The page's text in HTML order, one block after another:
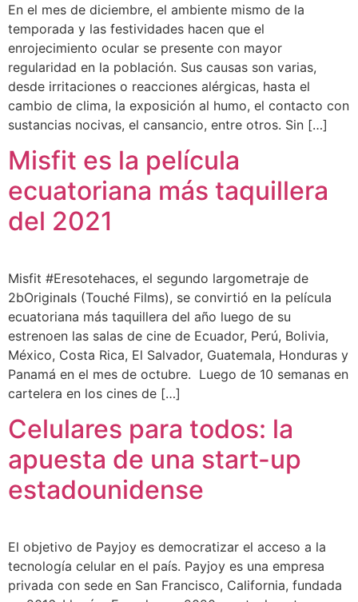
En el mes de diciembre, el ambiente mismo de la
temporada y las festividades hacen que el
enrojecimiento ocular se presente con mayor
regularidad en la población. Sus causas son varias,
desde irritaciones o reacciones alérgicas, hasta el
cambio de clima, la exposición al humo, el contacto con
sustancias nocivas, el cansancio, entre otros. Sin […]
Misfit es la película
ecuatoriana más taquillera
del 2021
Misfit #Eresotehaces, el segundo largometraje de
2bOriginals (Touché Films), se convirtió en la película
ecuatoriana más taquillera del año luego de su
estrenoen las salas de cine de Ecuador, Perú, Bolivia,
México, Costa Rica, El Salvador, Guatemala, Honduras y
Panamá en el mes de octubre. Luego de 10 semanas en
cartelera en los cines de […]
Celulares para todos: la
apuesta de una start-up
estadounidense
El objetivo de Payjoy es democratizar el acceso a la
tecnología celular en el país. Payjoy es una empresa
privada con sede en San Francisco, California, fundada